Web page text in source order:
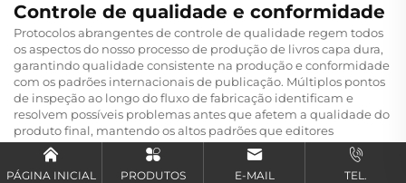
Controle de qualidade e conformidade
Protocolos abrangentes de controle de qualidade regem todos
os aspectos do nosso processo de produção de livros capa dura,
garantindo qualidade consistente na produção e conformidade
com os padrões internacionais de publicação. Múltiplos pontos
de inspeção ao longo do fluxo de fabricação identificam e
resolvem possíveis problemas antes que afetem a qualidade do
produto final, mantendo os altos padrões que editores
profissionais e leitores exigentes esperam de produtos editoriais
premium. O sistema de garantia de qualidade abrange a
seleção de materiais, precisão da impressão, integridade do
PÁGINA INICIAL PRODUTOS E-MAIL TEL.